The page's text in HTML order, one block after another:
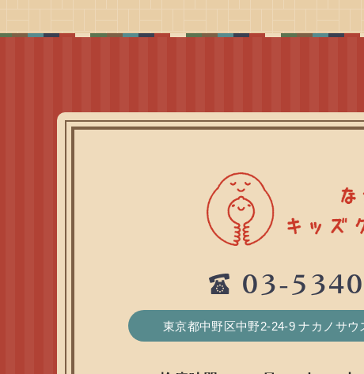
03-
東京都中野区中野2-24-9 ナカノサ